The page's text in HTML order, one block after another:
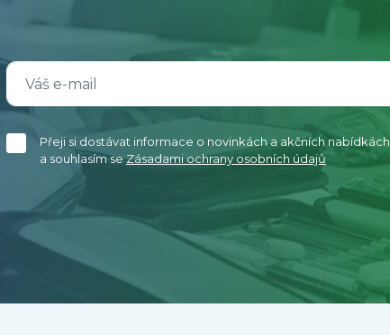
Přeji si dostávat informace o novinkách a akčních nabídkách
a souhlasím seZásadami ochrany osobních údajů